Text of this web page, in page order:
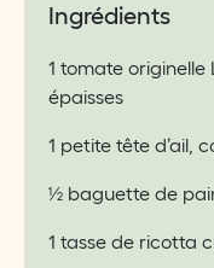
Ingrédients
1 tomate originelle
épaisses
1 petite tête d’ail,
½ baguette de
1 tasse de ricotta